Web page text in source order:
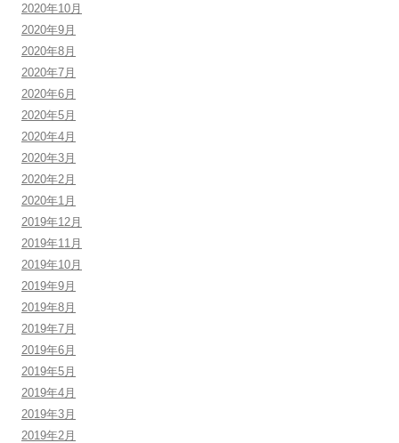
2020年10月
2020年9月
2020年8月
2020年7月
2020年6月
2020年5月
2020年4月
2020年3月
2020年2月
2020年1月
2019年12月
2019年11月
2019年10月
2019年9月
2019年8月
2019年7月
2019年6月
2019年5月
2019年4月
2019年3月
2019年2月